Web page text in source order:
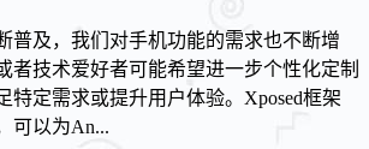
普及，我们对手机功能的需求也不断增
者技术爱好者可能希望进一步个性化定制
特定需求或提升用户体验。Xposed框架
可以为An...